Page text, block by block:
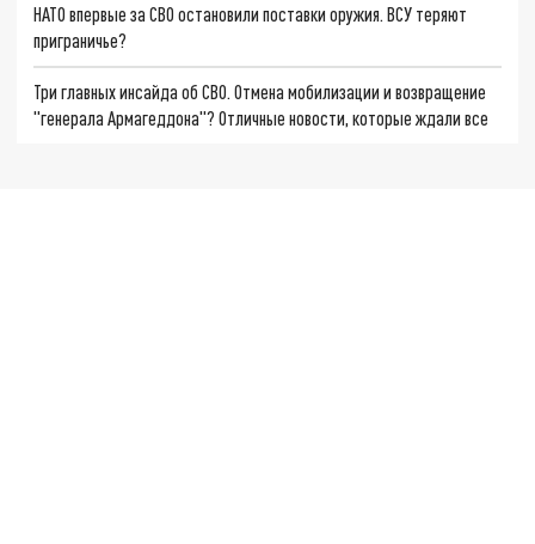
НАТО впервые за СВО остановили поставки оружия. ВСУ теряют
приграничье?
Три главных инсайда об СВО. Отмена мобилизации и возвращение
"генерала Армагеддона"? Отличные новости, которые ждали все